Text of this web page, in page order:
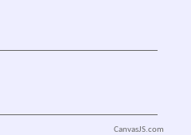
CanvasJS.com